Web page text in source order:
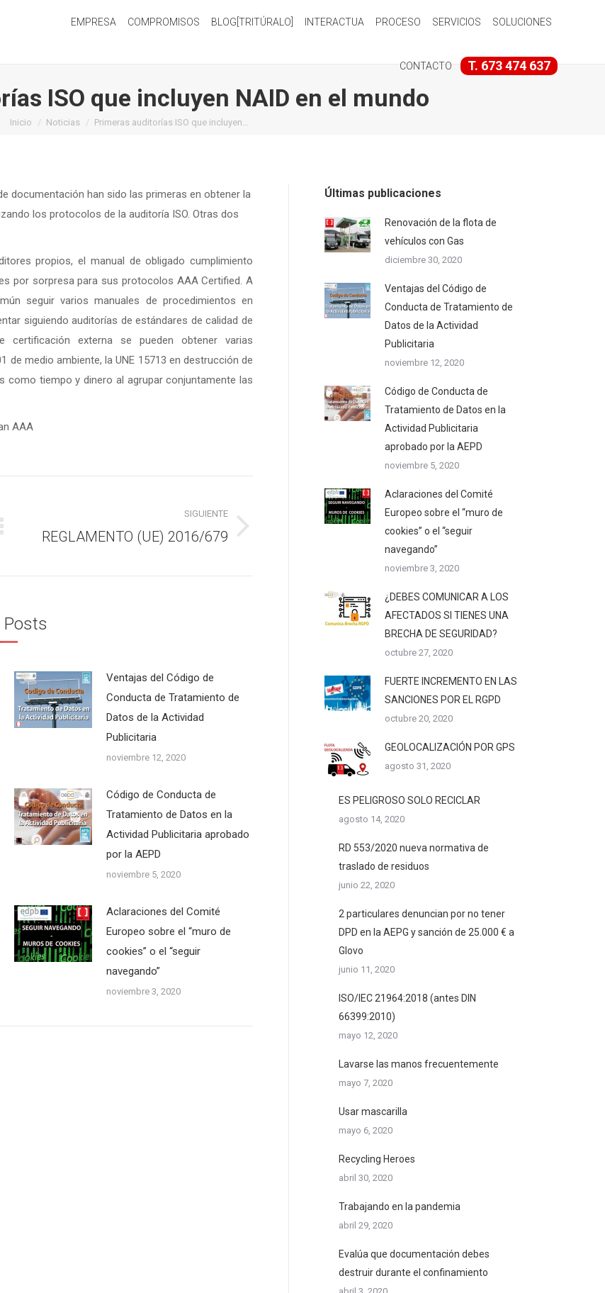
EMPRESA COMPROMISOS BLOG[TRITÚRALO] INTERACTUA PROCESO SERVICIOS SOLUCIONES
CONTACTO T. 673 474 637
ISO que incluyen NAID en el mundo
Estás aquí:
Inicio Noticias Primeras auditorías ISO que incluyen…
documentación han sido las primeras en obtener la
los protocolos de la auditoría ISO. Otras dos
propios, el manual de obligado cumplimiento
por sorpresa para sus protocolos AAA Certified. A
seguir varios manuales de procedimientos en
siguiendo auditorías de estándares de calidad de
externa se pueden obtener varias
de medio ambiente, la UNE 15713 en destrucción de
tiempo y dinero al agrupar conjuntamente las
SIGUIENTE
Publicación
REGLAMENTO (UE) 2016/679
Posts
Ventajas del Código de
Conducta de Tratamiento de
Datos de la Actividad
Publicitaria
noviembre 12, 2020
Código de Conducta de
Tratamiento de Datos en la
Actividad Publicitaria aprobado
por la AEPD
noviembre 5, 2020
Aclaraciones del Comité
Europeo sobre el “muro de
cookies” o el “seguir
navegando”
noviembre 3, 2020
Últimas publicaciones
Renovación de la flota de
vehículos con Gas
diciembre 30, 2020
Ventajas del Código de
Conducta de Tratamiento de
Datos de la Actividad
Publicitaria
noviembre 12, 2020
Código de Conducta de
Tratamiento de Datos en la
Actividad Publicitaria
aprobado por la AEPD
noviembre 5, 2020
Aclaraciones del Comité
Europeo sobre el “muro de
cookies” o el “seguir
navegando”
noviembre 3, 2020
¿DEBES COMUNICAR A LOS
AFECTADOS SI TIENES UNA
BRECHA DE SEGURIDAD?
octubre 27, 2020
FUERTE INCREMENTO EN LAS
SANCIONES POR EL RGPD
octubre 20, 2020
GEOLOCALIZACIÓN POR GPS
agosto 31, 2020
ES PELIGROSO SOLO RECICLAR
agosto 14, 2020
RD 553/2020 nueva normativa de
traslado de residuos
junio 22, 2020
2 particulares denuncian por no tener
DPD en la AEPG y sanción de 25.000 € a
Glovo
junio 11, 2020
ISO/IEC 21964:2018 (antes DIN
66399:2010)
mayo 12, 2020
Lavarse las manos frecuentemente
mayo 7, 2020
Usar mascarilla
mayo 6, 2020
Recycling Heroes
abril 30, 2020
Trabajando en la pandemia
abril 29, 2020
Evalúa que documentación debes
destruir durante el confinamiento